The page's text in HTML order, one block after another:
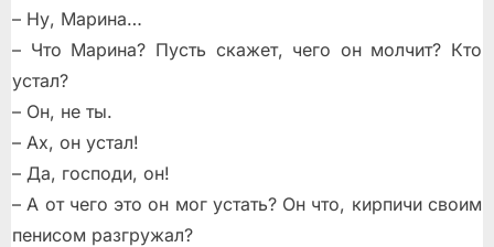
– Ну, Марина…
– Что Марина? Пусть скажет, чего он молчит? Кто
устал?
– Он, не ты.
– Ах, он устал!
– Да, господи, он!
– А от чего это он мог устать? Он что, кирпичи своим
пенисом разгружал?